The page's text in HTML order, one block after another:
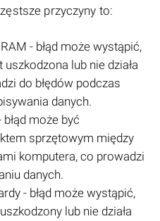
przyczyny to:
- błąd może wystąpić,
lub nie działa
do błędów podczas
danych.
może być
sprzętowym między
komputera, co prowadzi
danych.
- błąd może wystąpić,
lub nie działa